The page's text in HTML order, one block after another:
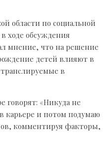
области по социальной
ходе обсуждения
мнение, что на решение
детей влияют в
в
говорят: «Никуда не
карьере и потом подумаю
комментируя факторы,